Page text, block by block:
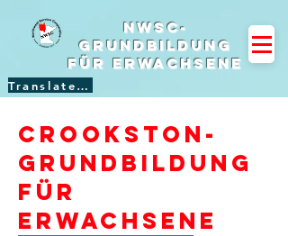
Translate Site
NWSC-
Grundbildung
für Erwachsene
Crookston-
Grundbildung
für
Erwachsene